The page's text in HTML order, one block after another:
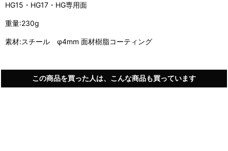
HG15・HG17・HG専用面
重量:230g
素材:スチール φ4mm 面材樹脂コーティング
この商品を買った人は、こんな商品も買っています